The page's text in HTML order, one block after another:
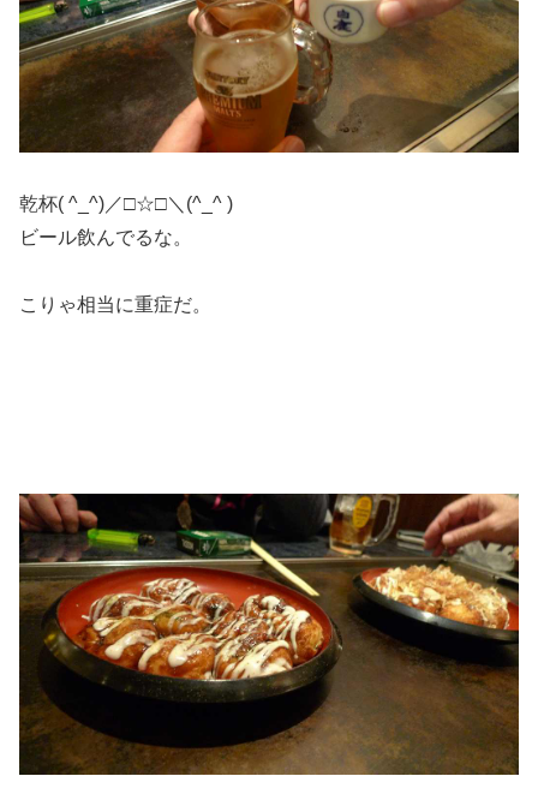
乾杯( ^_^)／□☆□＼(^_^ )
ビール飲んでるな。
こりゃ相当に重症だ。